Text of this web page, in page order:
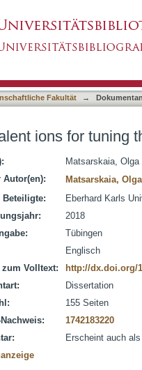
Fakultät →
ions for tuning
Matsarskaia, Olga
Autor(en):
Matsarskaia, Olga
Eberhard Karls
2018
Tübingen
Englisch
zum Volltext:
http://dx.doi.org/
Dissertation
155 Seiten
1742183220
Erscheint auch